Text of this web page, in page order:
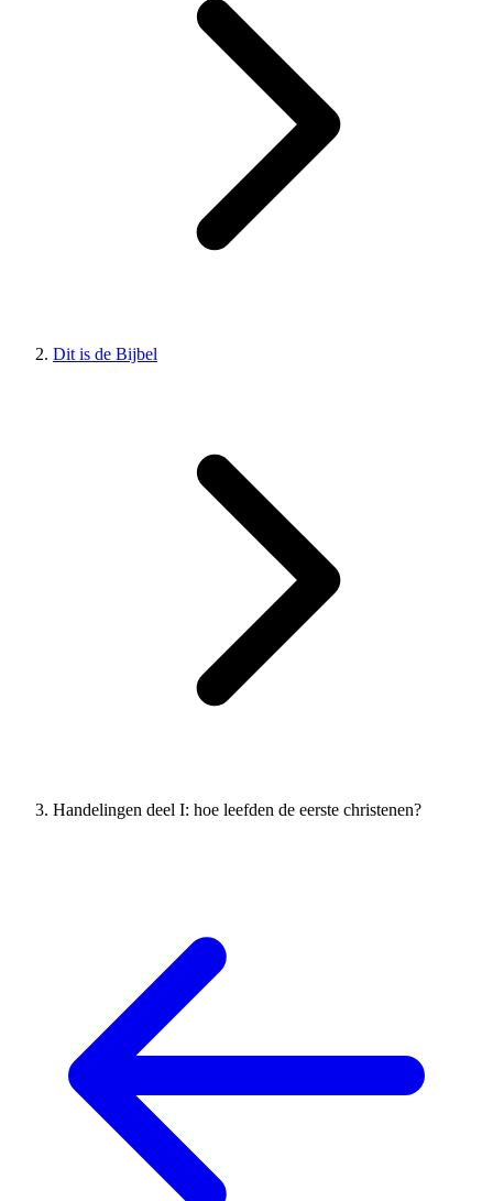
Dit is de Bijbel
Handelingen deel I: hoe leefden de eerste christenen?